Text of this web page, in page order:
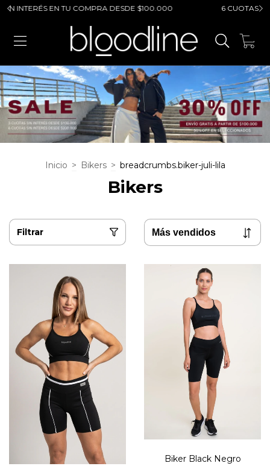
EN TU COMPRA DESDE $100.000 6 CUOTAS SIN
Inicio > Bikers > breadcrumbs.biker-juli-lila
Bikers
Filtrar
Biker Black Negro